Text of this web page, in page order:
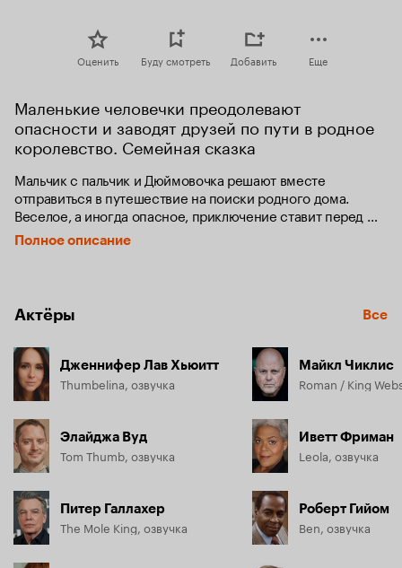
Оценить Буду смотреть Добавить Еще
Маленькие человечки преодолевают
опасности и заводят друзей по пути в родное
королевство. Семейная сказка
Мальчик с пальчик и Дюймовочка решают вместе
отправиться в путешествие на поиски родного дома.
Веселое, а иногда опасное, приключение ставит перед
ними много задач. Но собственная смекалка и добрые
лесные друзья помогают им проделать увлекательный
Полное описание
Актёры Все
Дженнифер Лав Хьюитт
Thumbelina, озвучка
Элайджа Вуд
Tom Thumb, озвучка
Питер Галлахер
The Mole King, озвучка
Майкл Чиклис
Roman / King
Иветт Фриман
Leola, озвучка
Роберт Гийом
Ben, озвучка